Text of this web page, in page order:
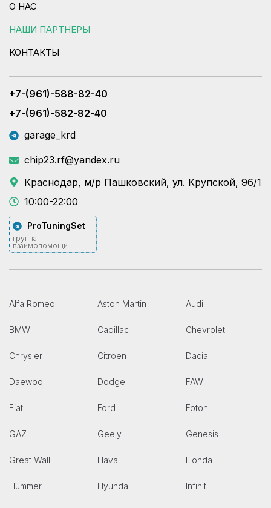
О НАС
НАШИ ПАРТНЕРЫ
КОНТАКТЫ
+7-(961)-588-82-40
+7-(961)-582-82-40
garage_krd
chip23.rf@yandex.ru
Краснодар, м/р Пашковский, ул. Крупской, 96/1
10:00-22:00
ProTuningSet
группа
взаимопомощи
Alfa Romeo Aston Martin Audi
BMW Cadillac Chevrolet
Chrysler Citroen Dacia
Daewoo Dodge FAW
Fiat Ford Foton
GAZ Geely Genesis
Great Wall Haval Honda
Hummer Hyundai Infiniti